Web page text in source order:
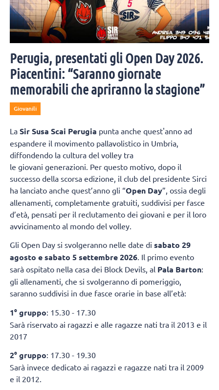
Perugia, presentati gli Open Day 2026.
Piacentini: “Saranno giornate
memorabili che apriranno la stagione”
Giovanili
La Sir Susa Scai Perugia punta anche quest'anno ad
espandere il movimento pallavolistico in Umbria,
diffondendo la cultura del volley tra
le giovani generazioni. Per questo motivo, dopo il
successo della scorsa edizione, il club del presidente Sirci
ha lanciato anche quest’anno gli “Open Day”, ossia degli
allenamenti, completamente gratuiti, suddivisi per fasce
d’età, pensati per il reclutamento dei giovani e per il loro
avvicinamento al mondo del volley.
Gli Open Day si svolgeranno nelle date di sabato 29
agosto e sabato 5 settembre 2026. Il primo evento
sarà ospitato nella casa dei Block Devils, al Pala Barton:
gli allenamenti, che si svolgeranno di pomeriggio,
saranno suddivisi in due fasce orarie in base all’età:
1° gruppo: 15.30 - 17.30
Sarà riservato ai ragazzi e alle ragazze nati tra il 2013 e il
2017
2° gruppo: 17.30 - 19.30
Sarà invece dedicato ai ragazzi e ragazze nati tra il 2009
e il 2012.